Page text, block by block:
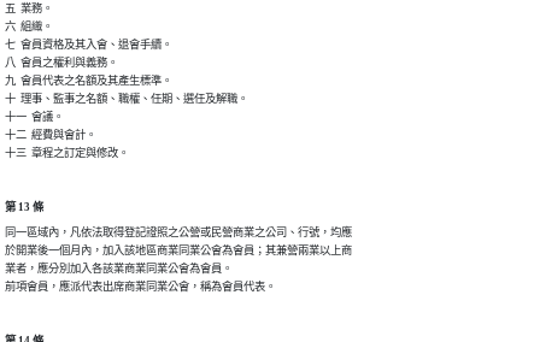
五  業務。
六  組織。
七  會員資格及其入會、退會手續。
八  會員之權利與義務。
九  會員代表之名額及其產生標準。
十  理事、監事之名額、職權、任期、選任及解職。
十一  會議。
十二  經費與會計。
十三  章程之訂定與修改。
第 13 條
同一區域內，凡依法取得登記證照之公營或民營商業之公司、行號，均應
於開業後一個月內，加入該地區商業同業公會為會員；其兼營兩業以上商
業者，應分別加入各該業商業同業公會為會員。
前項會員，應派代表出席商業同業公會，稱為會員代表。